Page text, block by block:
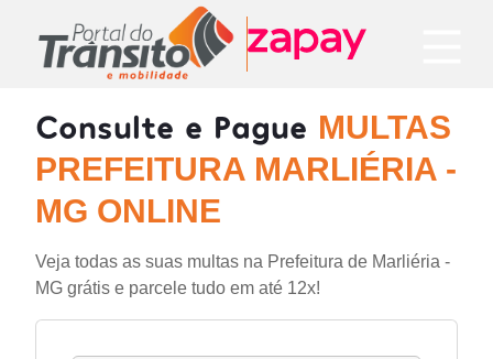
Consulte e Pague MULTAS
PREFEITURA MARLIÉRIA -
MG ONLINE
Veja todas as suas multas na Prefeitura de Marliéria -
MG grátis e parcele tudo em até 12x!